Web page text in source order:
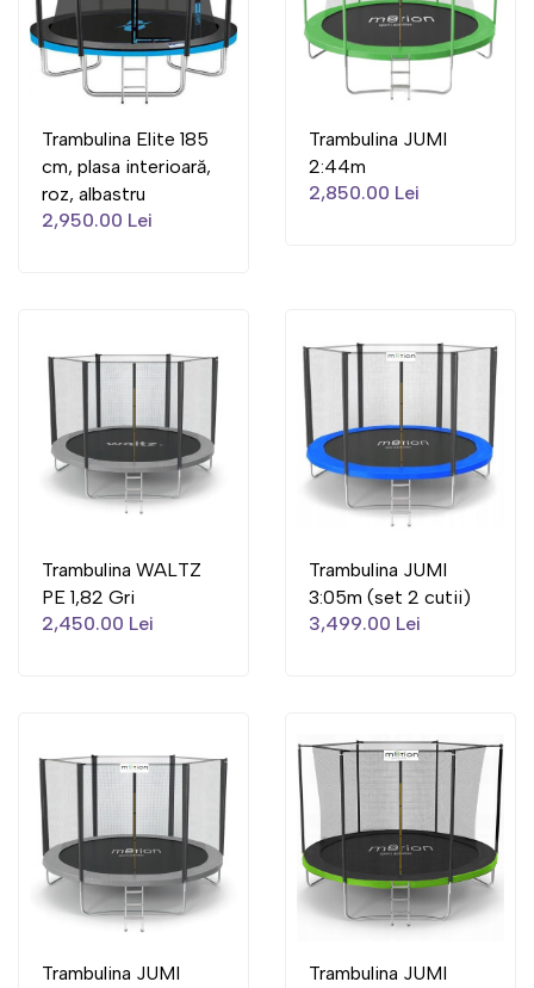
Trambulina Elite 185
cm, plasa interioară,
roz, albastru
2,950.00 Lei
Trambulina JUMI
2:44m
2,850.00 Lei
Trambulina WALTZ
PE 1,82 Gri
2,450.00 Lei
Trambulina JUMI
3:05m (set 2 cutii)
3,499.00 Lei
Trambulina JUMI
Trambulina JUMI